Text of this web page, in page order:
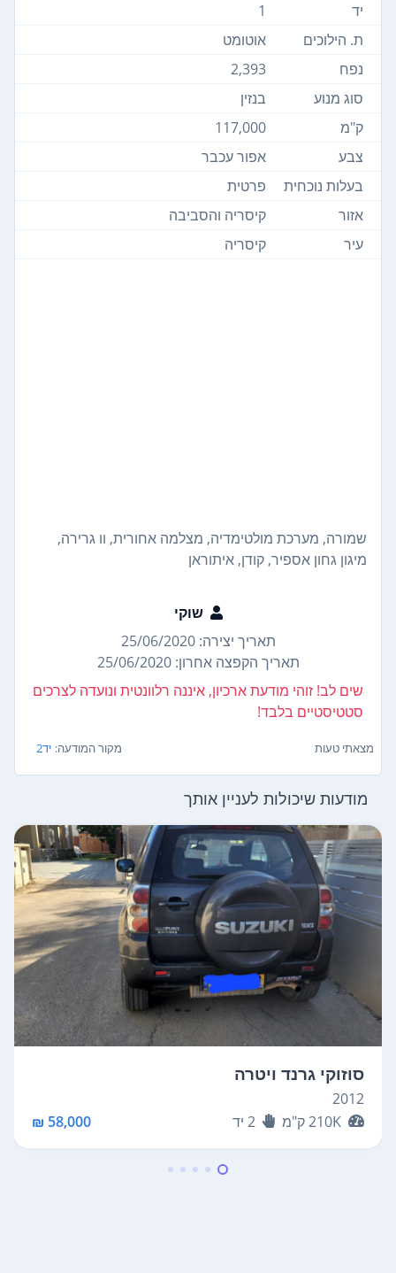
יד
1
ת. הילוכים
אוטומט
נפח
2,393
סוג מנוע
בנזין
ק"מ
117,000
צבע
אפור עכבר
בעלות נוכחית
פרטית
אזור
קיסריה והסביבה
עיר
קיסריה
שמורה, מערכת מולטימדיה, מצלמה אחורית, וו גרירה,
מיגון גחון אספיר, קודן, איתוראן
שוקי
תאריך יצירה: 25/06/2020
תאריך הקפצה אחרון: 25/06/2020
שים לב! זוהי מודעת ארכיון, איננה רלוונטית ונועדה לצרכים
סטטיסטיים בלבד!
מצאתי טעות מקור המודעה: יד2
מודעות שיכולות לעניין אותך
סוזוקי גרנד ויטרה
2012
210Kק"מ 2 יד 58,000 ₪